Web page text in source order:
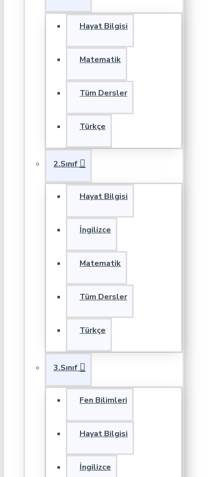
Hayat Bilgisi
Matematik
Tüm Dersler
Türkçe
2.Sınıf
Hayat Bilgisi
İngilizce
Matematik
Tüm Dersler
Türkçe
3.Sınıf
Fen Bilimleri
Hayat Bilgisi
İngilizce